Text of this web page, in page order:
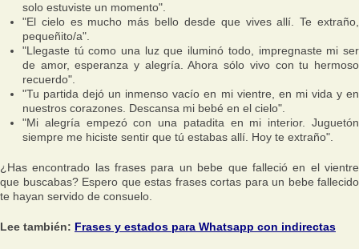
solo estuviste un momento".
"El cielo es mucho más bello desde que vives allí. Te extraño,
pequeñito/a".
"Llegaste tú como una luz que iluminó todo, impregnaste mi ser
de amor, esperanza y alegría. Ahora sólo vivo con tu hermoso
recuerdo".
"Tu partida dejó un inmenso vacío en mi vientre, en mi vida y en
nuestros corazones. Descansa mi bebé en el cielo".
"Mi alegría empezó con una patadita en mi interior. Juguetón
siempre me hiciste sentir que tú estabas allí. Hoy te extraño".
¿Has encontrado las frases para un bebe que falleció en el vientre
que buscabas? Espero que estas frases cortas para un bebe fallecido
te hayan servido de consuelo.
Lee también: Frases y estados para Whatsapp con indirectas